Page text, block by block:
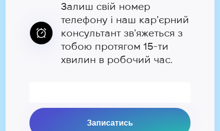
Залиш свій номер
телефону і наш карʼєрний
консультант звʼяжеться з
тобою протягом 15-ти
хвилин в робочий час.